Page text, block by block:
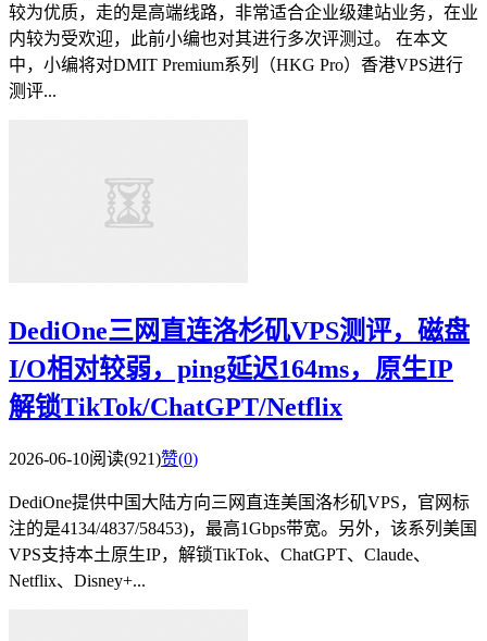
较为优质，走的是高端线路，非常适合企业级建站业务，在业
内较为受欢迎，此前小编也对其进行多次评测过。 在本文
中，小编将对DMIT Premium系列（HKG Pro）香港VPS进行
测评...
DediOne三网直连洛杉矶VPS测评，磁盘
I/O相对较弱，ping延迟164ms，原生IP
解锁TikTok/ChatGPT/Netflix
2026-06-10阅读(921)赞(0)
DediOne提供中国大陆方向三网直连美国洛杉矶VPS，官网标
注的是4134/4837/58453)，最高1Gbps带宽。另外，该系列美国
VPS支持本土原生IP，解锁TikTok、ChatGPT、Claude、
Netflix、Disney+...